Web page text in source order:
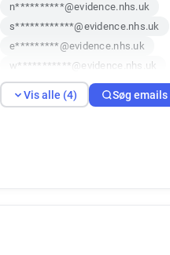
n**********@evidence.nhs.uk
s************@evidence.nhs.uk
e*********@evidence.nhs.uk
w***********@evidence.nhs.uk
Vis alle (4) Søg emails